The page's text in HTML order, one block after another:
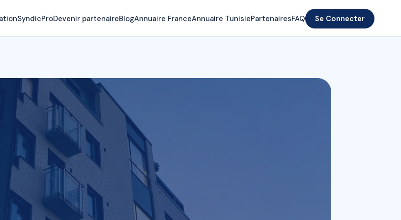
SyndicProDevenir partenaireBlogAnnuaire FranceAnnuaire TunisiePartenairesFAQ Se Connecter